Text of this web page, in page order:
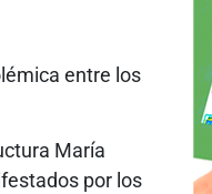
entre los
María
por los